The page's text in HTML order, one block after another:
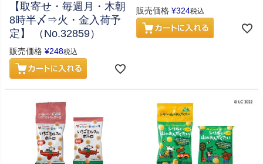
【取寄せ・毎週月・木朝
8時半〆⇒火・金入荷予
定】 （No.32859）
販売価格 ¥248税込
販売価格 ¥324税込